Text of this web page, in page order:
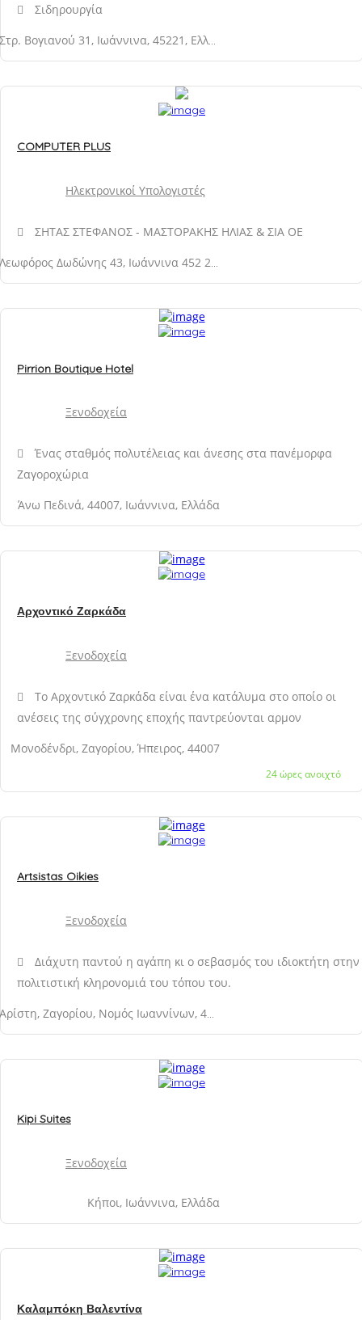
Σιδηρουργία
Στρ. Βογιανού 31, Ιωάννινα, 45221, Ελλάδα
COMPUTER PLUS
Ηλεκτρονικοί Υπολογιστές
ΣΗΤΑΣ ΣΤΕΦΑΝΟΣ - ΜΑΣΤΟΡΑΚΗΣ ΗΛΙΑΣ & ΣΙΑ ΟΕ
Λεωφόρος Δωδώνης 43, Ιωάννινα 452 21, Ελλάδα
Pirrion Boutique Hotel
Ξενοδοχεία
Ένας σταθμός πολυτέλειας και άνεσης στα πανέμορφα
Ζαγοροχώρια
Άνω Πεδινά, 44007, Ιωάννινα, Ελλάδα
Αρχοντικό Ζαρκάδα
Ξενοδοχεία
Το Αρχοντικό Ζαρκάδα είναι ένα κατάλυμα στο οποίο οι
ανέσεις της σύγχρονης εποχής παντρεύονται αρμον
Μονοδένδρι, Ζαγορίου, Ήπειρος, 44007
24 ώρες ανοιχτό
Artsistas Oikies
Ξενοδοχεία
Διάχυτη παντού η αγάπη κι ο σεβασμός του ιδιοκτήτη στην
πολιτιστική κληρονομιά του τόπου του.
Αρίστη, Ζαγορίου, Νομός Ιωαννίνων, 44004
Kipi Suites
Ξενοδοχεία
Κήποι, Ιωάννινα, Ελλάδα
Καλαμπόκη Βαλεντίνα